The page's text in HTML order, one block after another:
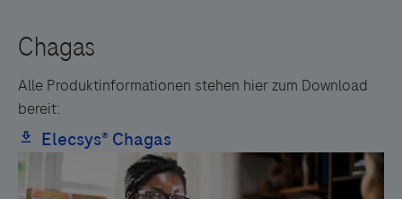
Alle Produktinformationen stehen hier zum Download
bereit: